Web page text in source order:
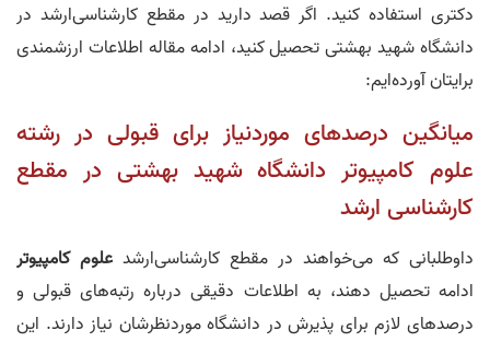
دکتری استفاده کنید. اگر قصد دارید در مقطع کارشناسی‌ارشد در
دانشگاه شهید بهشتی تحصیل کنید، ادامه مقاله اطلاعات ارزشمندی
برایتان آورده‌ایم:
میانگین درصدهای موردنیاز برای قبولی در رشته
علوم کامپیوتر دانشگاه شهید بهشتی در مقطع
کارشناسی‌ ارشد
داوطلبانی که می‌خواهند در مقطع کارشناسی‌ارشد علوم کامپیوتر
ادامه تحصیل دهند، به اطلاعات دقیقی درباره رتبه‌های قبولی و
درصدهای لازم برای پذیرش در دانشگاه موردنظرشان نیاز دارند. این